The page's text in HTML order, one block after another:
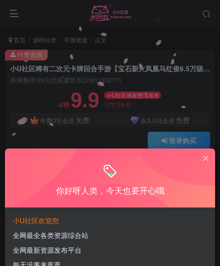
首页 源码分类 手游资源 正文
小U社区稀有二次元卡牌回合手游【宝石新火凤凰马红俊6.5万级内购版】最新整理Linux手工服务端+多区跨服+自定义英雄+自定义符文+GM授权后台+安卓+详细搭建教程+视频教程
亲测整理/99元代搭建联系Q1611302771
U币 9.9 小U社区独家整理发布
U币29.9
年费U社会员 免费 永久U社会员 免费
登录购买
Q:1337861109 V:ywsy663
小U站长亲测整理如有问题联系Q1337861109
付费资源
马红俊6.5万级内购版】最新整理Linux手工服务端
+多区跨服+自定义英雄+自定义符文+GM授权后台
+安卓+详细搭建教程+视频教程
你好呀人类，今天也要开心哦
小U社区欢迎您
全网最全各类资源综合站
全网最新资源发布平台